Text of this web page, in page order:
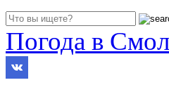
Погода в